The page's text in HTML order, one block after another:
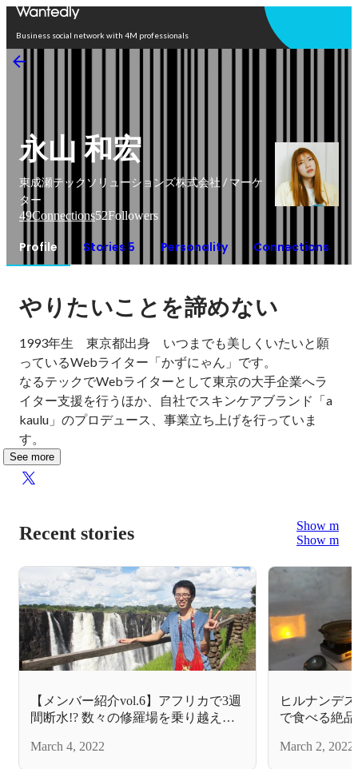
Business social network with 4M professionals
永山 和宏
東成瀬テックソリューションズ株式会社 / マーケ
ター
49Connections52Followers
Profile Stories 5 Personality Connections
やりたいことを諦めない
1993年生　東京都出身　いつまでも美しくいたいと願
っているWebライター「かずにゃん」です。
なるテックでWebライターとして東京の大手企業へラ
イター支援を行うほか、自社でスキンケアブランド「a
kaulu」のプロデュース、事業立ち上げを行っていま
す。
See more
Recent stories
Show more
Show more
【メンバー紹介vol.6】アフリカで3週
間断水!? 数々の修羅場を乗り越えた
March 4, 2022
ヒルナンデ
で食べる絶
March 2, 2022